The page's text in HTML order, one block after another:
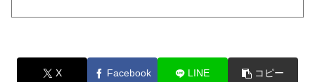
X Facebook LINE コピー